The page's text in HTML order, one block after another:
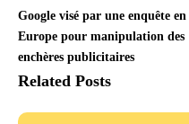
Google visé par une enquête en
Europe pour manipulation des
enchères publicitaires
Related Posts